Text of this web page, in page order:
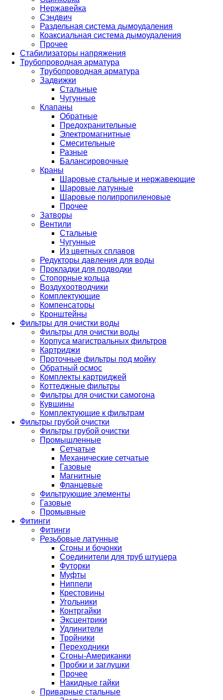
Нержавейка
Сэндвич
Раздельная система дымоудаления
Коаксиальная система дымоудаления
Прочее
Стабилизаторы напряжения
Трубопроводная арматура
Трубопроводная арматура
Задвижки
Стальные
Чугунные
Клапаны
Обратные
Предохранительные
Электромагнитные
Смесительные
Разные
Балансировочные
Краны
Шаровые стальные и нержавеющие
Шаровые латунные
Шаровые полипропиленовые
Прочее
Затворы
Вентили
Стальные
Чугунные
Из цветных сплавов
Редукторы давления для воды
Прокладки для подводки
Стопорные кольца
Воздухоотводчики
Комплектующие
Компенсаторы
Кронштейны
Фильтры для очистки воды
Фильтры для очистки воды
Корпуса магистральных фильтров
Картриджи
Проточные фильтры под мойку
Обратный осмос
Комплекты картриджей
Коттеджные фильтры
Фильтры для очистки самогона
Кувшины
Комплектующие к фильтрам
Фильтры грубой очистки
Фильтры грубой очистки
Промышленные
Сетчатые
Механические сетчатые
Газовые
Магнитные
Фланцевые
Фильтрующие элементы
Газовые
Промывные
Фитинги
Фитинги
Резьбовые латунные
Сгоны и бочонки
Соединители для труб штуцера
Футорки
Муфты
Ниппели
Крестовины
Угольники
Контргайки
Эксцентрики
Удлинители
Тройники
Переходники
Сгоны-Американки
Пробки и заглушки
Прочее
Накидные гайки
Приварные стальные